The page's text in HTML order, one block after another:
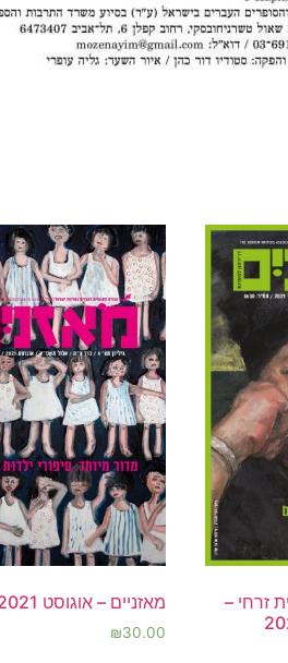
80 לנורית זרחי –
מאזניים – אוגוסט 2021
₪30.00